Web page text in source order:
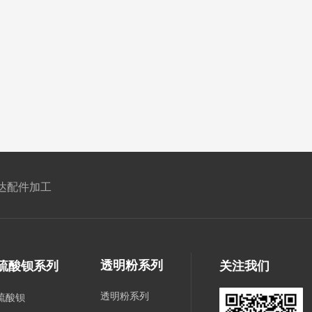
件加工
酸钡系列
酸钡
透明粉系列
透明粉系列
关注我们